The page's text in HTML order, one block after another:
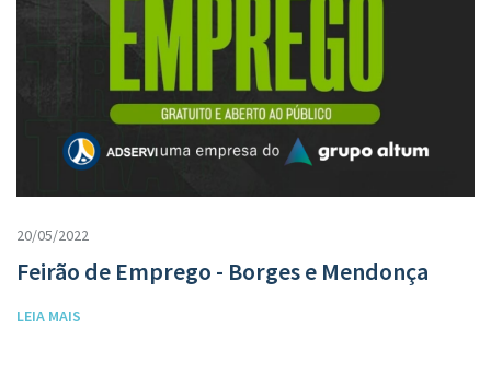
20/05/2022
Feirão de Emprego - Borges e Mendonça
LEIA MAIS